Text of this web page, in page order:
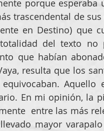
porque
trascendental de
en Destino) que
del texto no
que habían
resulta que los
En mi opinión, la
entre las más
mayor